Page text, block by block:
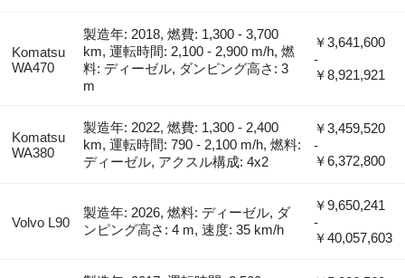
Komatsu
WA470
製造年: 2018, 燃費: 1,300 - 3,700
km, 運転時間: 2,100 - 2,900 m/h, 燃
料: ディーゼル, ダンピング高さ: 3
m
￥3,641,600
-
￥8,921,921
Komatsu
WA380
製造年: 2022, 燃費: 1,300 - 2,400
km, 運転時間: 790 - 2,100 m/h, 燃料:
ディーゼル, アクスル構成: 4x2
￥3,459,520
-
￥6,372,800
Volvo L90
製造年: 2026, 燃料: ディーゼル, ダ
ンピング高さ: 4 m, 速度: 35 km/h
￥9,650,241
-
￥40,057,603